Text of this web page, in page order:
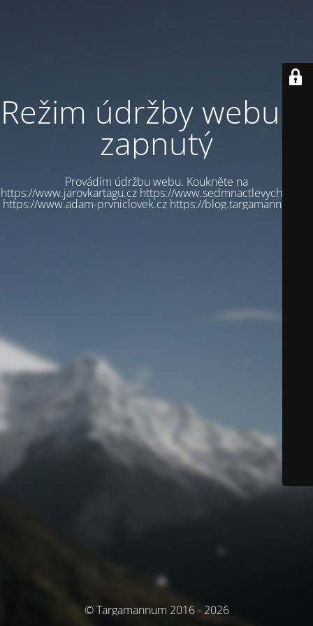
Režim údržby webu je
zapnutý
Provádím údržbu webu. Koukněte na
https://www.jarovkartagu.cz https://www.sedmnactlevychbot.cz
https://www.adam-prvniclovek.cz https://blog.targamannum.cz
© Targamannum 2016 - 2026